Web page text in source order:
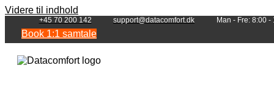
Videre til indhold
+45 70 200 142 support@datacomfort.dk Man - Fre: 8:00 -
Book 1:1 samtale